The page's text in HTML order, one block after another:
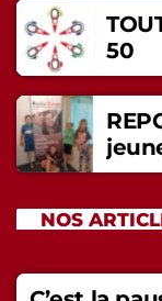
50
NOS